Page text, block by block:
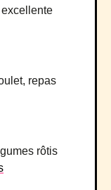
excellente
repas
rôtis